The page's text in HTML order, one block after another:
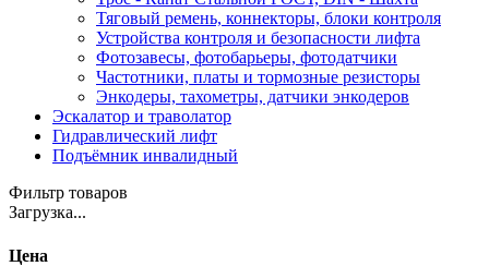
Тяговый ремень, коннекторы, блоки контроля
Устройства контроля и безопасности лифта
Фотозавесы, фотобарьеры, фотодатчики
Частотники, платы и тормозные резисторы
Энкодеры, тахометры, датчики энкодеров
Эскалатор и траволатор
Гидравлический лифт
Подъёмник инвалидный
Фильтр товаров
Загрузка...
Цена